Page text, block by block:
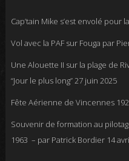
Cap’tain Mike s’est envolé pour
Vol avec la PAF sur Fouga par
Une Alouette II sur la plage de
“Jour le plus long”27 juin 2025
Fête Aérienne de Vincennes
Souvenir de formation au
1963 – par Patrick Bordier 14